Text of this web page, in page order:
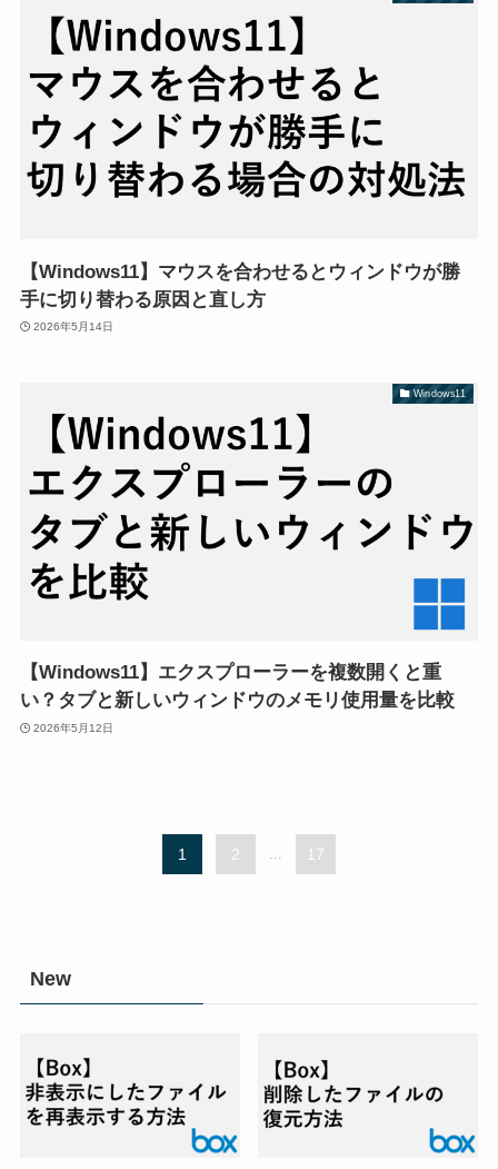
【Windows11】マウスを合わせるとウィンドウが勝
手に切り替わる原因と直し方
2026年5月14日
Windows11
【Windows11】エクスプローラーを複数開くと重
い？タブと新しいウィンドウのメモリ使用量を比較
2026年5月12日
1 2 ... 17
New